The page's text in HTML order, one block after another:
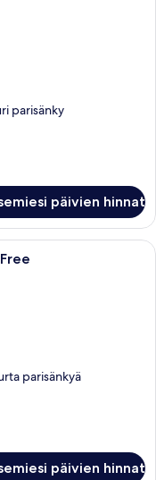
parisänky
päivien hinnat
on sänky, pieni
parisänkyä
päivien hinnat